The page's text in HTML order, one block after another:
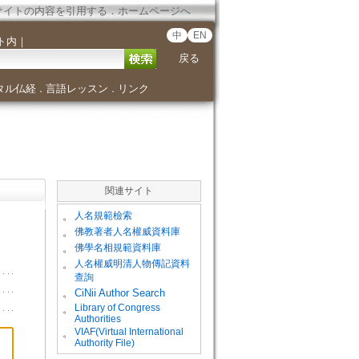
イトの内容を引用する．ホームページへ
内 ｜ 中 EN
戻る
ル仏経． 言語レッスン ． リンク
関連サイト
。 人名規範檢索
。 佛教著者人名權威資料庫
。 佛學名相規範資料庫
。
人名權威明清人物傳記資料
查詢
。
CiNii Author Search
。
Library of Congress
Authorities
。
VIAF(Virtual International
Authority File)